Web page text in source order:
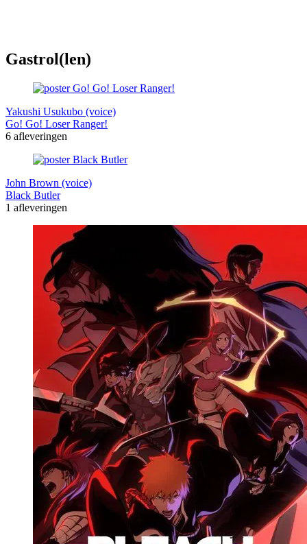
Gastrol(len)
Yakushi Usukubo (voice)
Go! Go! Loser Ranger!
6 afleveringen
John Brown (voice)
Black Butler
1 afleveringen